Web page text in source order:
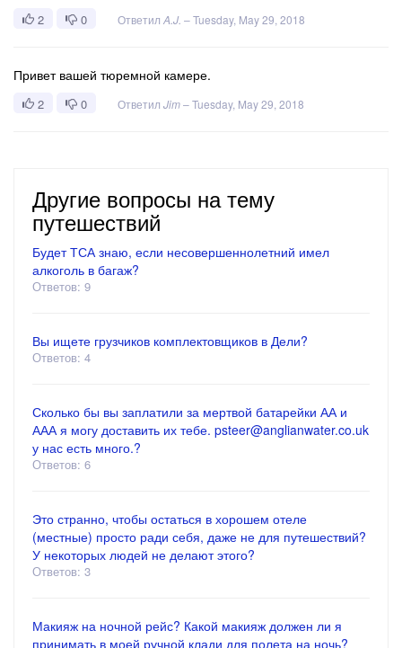
2 0 Ответил A.J. –Tuesday, May 29, 2018
Привет вашей тюремной камере.
2 0 Ответил Jim–Tuesday, May 29, 2018
Другие вопросы на тему
путешествий
Будет ТСА знаю, если несовершеннолетний имел
алкоголь в багаж?
Ответов: 9
Вы ищете грузчиков комплектовщиков в Дели?
Ответов: 4
Сколько бы вы заплатили за мертвой батарейки АА и
ААА я могу доставить их тебе. psteer@anglianwater.co.uk
у нас есть много.?
Ответов: 6
Это странно, чтобы остаться в хорошем отеле
(местные) просто ради себя, даже не для путешествий?
У некоторых людей не делают этого?
Ответов: 3
Макияж на ночной рейс? Какой макияж должен ли я
принимать в моей ручной клади для полета на ночь?